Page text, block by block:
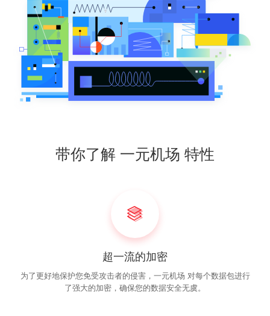
带你了解 一元机场 特性
超一流的加密
为了更好地保护您免受攻击者的侵害，一元机场 对每个数据包进行
了强大的加密，确保您的数据安全无虞。